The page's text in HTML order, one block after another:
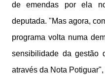
de emendas por ela
deputada. "Mas agora,
programa volta numa
sensibilidade da gestão
através da Nota